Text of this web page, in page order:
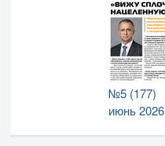
№5 (177)
июнь 2026